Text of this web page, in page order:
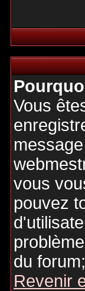
Vous
vous
pouvez
du
Revenir